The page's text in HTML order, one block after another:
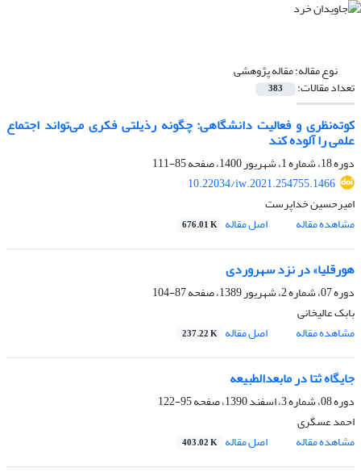
نوع مقاله:مقاله پژوهشی
تعداد مقالات: 383
کوته‌نظری و فعالیت دانشگاهی: چگونه رذیلتی فکری می‌تواند اجتماع
علمی را آلوده کند
دوره 18، شماره 1، شهریور 1400، صفحه
85-111
10.22034/iw.2021.254755.1466
امیرحسین خداپرست
مشاهده مقاله
اصل مقاله 676.01 K
هورقلیا» در نزد سهروردی
دوره 07، شماره 2، شهریور 1389، صفحه
87-104
بابک عالیخانی
مشاهده مقاله
اصل مقاله 237.22 K
جایگاه ثتا در مابعدالطبیعه
دوره 08، شماره 3، اسفند 1390، صفحه
95-122
احمد عسگری
مشاهده مقاله
اصل مقاله 403.02 K